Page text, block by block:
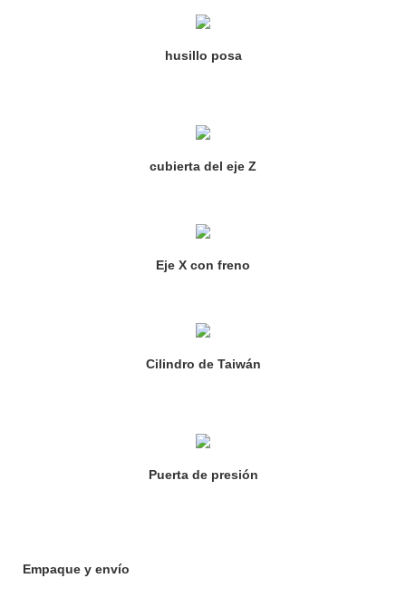
husillo posa
cubierta del eje Z
Eje X con freno
Cilindro de Taiwán
Puerta de presión
Empaque y envío